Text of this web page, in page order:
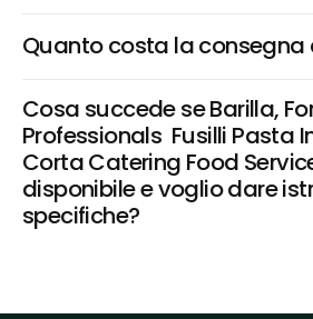
Quanto costa la consegna
Cosa succede se Barilla,
Professionals  Fusilli Pasta
Corta Catering Food
disponibile e voglio dare
specifiche?